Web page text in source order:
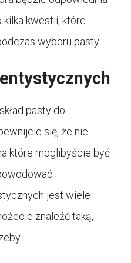
kilka kwestii, które
wyboru pasty:
pasty do
się, że nie
które moglibyście być
jest wiele
znaleźć taką,